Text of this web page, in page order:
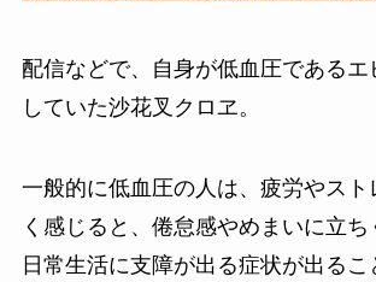
配信などで、自身が低血圧であるエ
していた沙花叉クロヱ。
一般的に低血圧の人は、疲労やスト
く感じると、倦怠感やめまいに立
日常生活に支障が出る症状が出る